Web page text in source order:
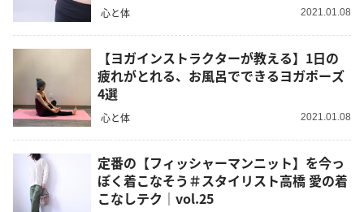
心と体 2021.01.08
【ヨガインストラクターが教える】1日の
疲れがとれる、お風呂でできるヨガポーズ
4選
心と体 2021.01.08
定番の【フィッシャーマンニット】を今っ
ぽく着こなそう＃スタイリスト高橋 愛の着
こなしテク｜vol.25